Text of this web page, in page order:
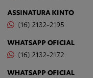
ASSINATURA KINTO
(16) 2132-2195
WHATSAPP OFICIAL
(16) 2132-2172
WHATSAPP OFICIAL